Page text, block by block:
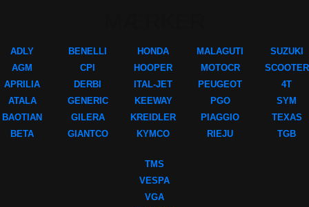
ADLY
AGM
APRILIA
ATALA
BAOTIAN
BETA
BENELLI
CPI
DERBI
GENERIC
GILERA
GIANTCO
HONDA
HOOPER
ITAL-JET
KEEWAY
KREIDLER
KYMCO
MALAGUTI
MOTOCR
PEUGEOT
PGO
PIAGGIO
RIEJU
SUZUKI
SCOOTER
4T
SYM
TEXAS
TGB
TMS
VESPA
VGA